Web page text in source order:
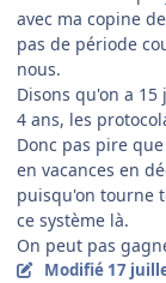
avec ma copine
pas de période
nous.
Disons qu'on a
4 ans, les
Donc pas pire
en vacances en
puisqu'on tourne
ce système là.
On peut pas
Modifié 17